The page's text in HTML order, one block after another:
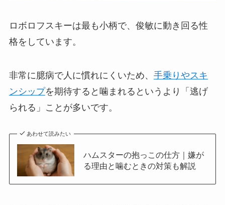
ロボロフスキーは最も小柄で、俊敏に動き回る性
格をしています。
非常に臆病で人に慣れにくいため、 手乗りやスキ
ンシップを期待すると噛まれるというより「逃げ
られる」ことが多いです。
あわせて読みたい
ハムスターの抱っこの仕方｜嫌が
る理由と噛むときの対策も解説